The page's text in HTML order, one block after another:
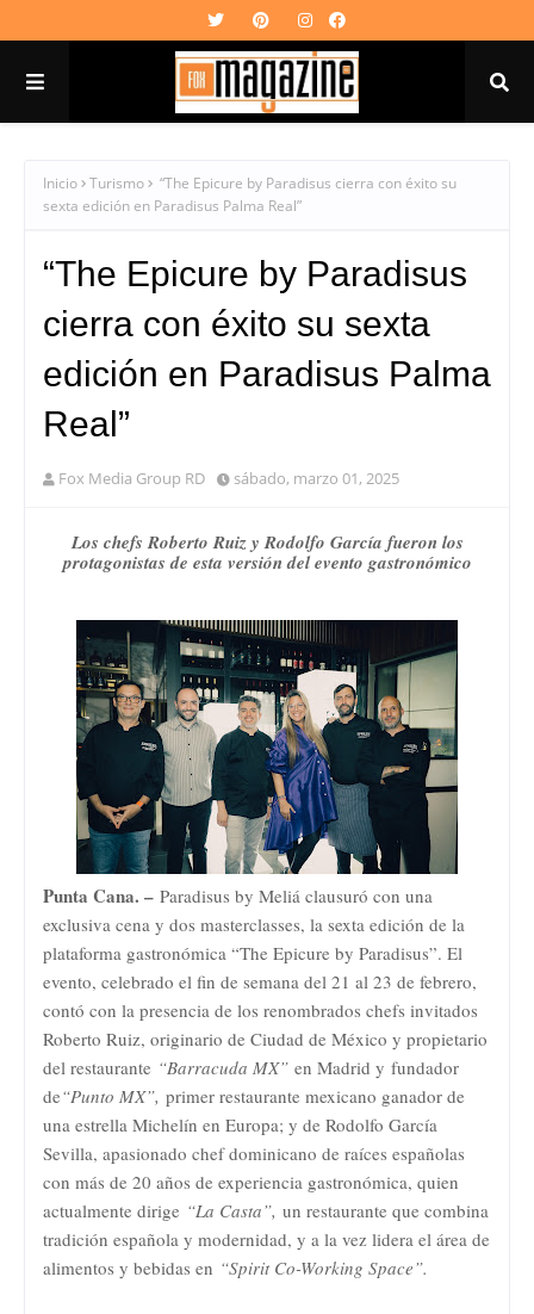
Inicio Turismo
“The Epicure by Paradisus cierra con éxito su
sexta edición en Paradisus Palma Real”
“The Epicure by Paradisus
cierra con éxito su sexta
edición en Paradisus Palma
Real”
Fox Media Group RD sábado, marzo 01, 2025
Los chefs Roberto Ruiz y Rodolfo García fueron los
protagonistas de esta versión del evento gastronómico
Punta Cana. – Paradisus by Meliá clausuró con una
exclusiva cena y dos masterclasses, la sexta edición de la
plataforma gastronómica “The Epicure by Paradisus”. El
evento, celebrado el fin de semana del 21 al 23 de febrero,
contó con la presencia de los renombrados chefs invitados
Roberto Ruiz, originario de Ciudad de México y propietario
del restaurante “Barracuda MX” en Madrid y fundador
de“Punto MX”, primer restaurante mexicano ganador de
una estrella Michelín en Europa; y de Rodolfo García
Sevilla, apasionado chef dominicano de raíces españolas
con más de 20 años de experiencia gastronómica, quien
actualmente dirige “La Casta”, un restaurante que combina
tradición española y modernidad, y a la vez lidera el área de
alimentos y bebidas en “Spirit Co-Working Space”.